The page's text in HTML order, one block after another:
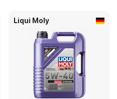
Liqui Moly